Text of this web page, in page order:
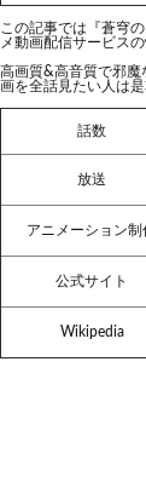
この記事では『蒼穹
メ動画配信サービス
高画質&高音質で邪魔
画を全話見たい人は
話数
放送
アニメーション制
公式サイト
Wikipedia